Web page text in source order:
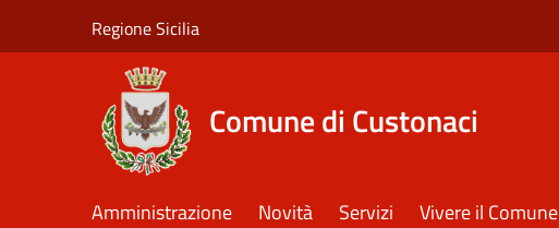
Regione Sicilia
Comune di Custonaci
Amministrazione Novità Servizi Vivere il Comune